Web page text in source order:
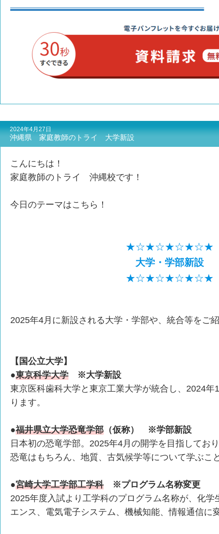
2024年4月27日
沖縄県 家庭教師のトライ 大学新設
こんにちは！
家庭教師のトライ 沖縄校です！
今日のテーマはこちら！
★☆★☆★☆★☆★
大学・学部新設
★☆★☆★☆★☆★
2025年4月に新設される大学・学部や、統合等をご
【国公立大学】
●東京科学大学 ※大学新設
東京医科歯科大学と東京工業大学が統合し、2024年
ります。
●福井県立大学恐竜学部 （仮称） ※学部新設
日本初の恐竜学部。2025年4月の開学を目指してお
恐竜はもちろん、地質、古気候学等について学ぶこ
●宮崎大学工学部工学科※プログラム名称変更
2025年度入試より工学科のプログラム名称が、化
エンス、電気電子システム、機械知能、情報通信に